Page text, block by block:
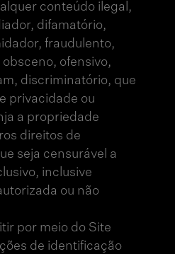
conteúdo ilegal,
difamatório,
fraudulento,
ofensivo,
discriminatório, que
privacidade ou
a propriedade
direitos de
seja censurável a
inclusive
ou não
por meio do Site
de identificação